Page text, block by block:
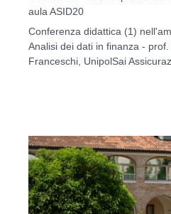
aula ASID20
Conferenza didattica (1)
Analisi dei dati in finanza -
Franceschi, UnipolSai